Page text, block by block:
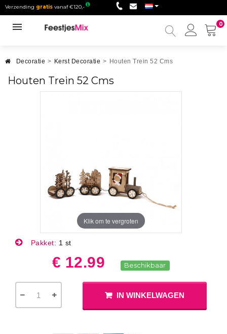
Verzending gratis vanaf €120,-
0
Mijn
Decoratie > Kerst Decoratie > Houten Trein 52 Cms
Houten Trein 52 Cms
Klik om te vergroten
Pakket: 1 st
€ 12.99 Beschikbaar
IN WINKELWAGEN